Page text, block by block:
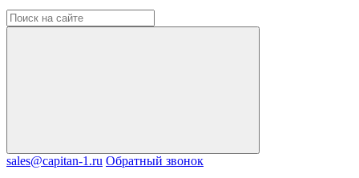
sales@capitan-1.ru Обратный звонок